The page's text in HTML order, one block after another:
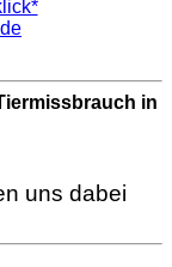
in
uns dabei